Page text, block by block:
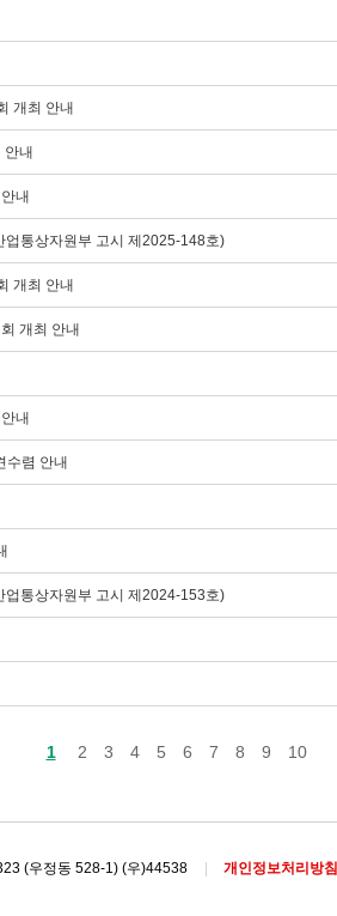
개최 안내
안내
내
업통상자원부 고시 제2025-148호)
개최 안내
개최 안내
내
수렴 안내
업통상자원부 고시 제2024-153호)
1 2 3 4 5 6 7 8 9 10
(우정동 528-1) (우)44538 개인정보처리방침